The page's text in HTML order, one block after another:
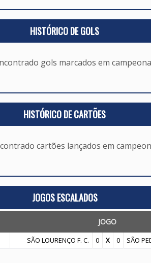
HISTÓRICO DE GOLS
gols marcados em
HISTÓRICO DE CARTÕES
cartões lançados em
JOGOS ESCALADOS
JOGO
SÃO LOURENÇO F. C. 0 X 0 SÃO